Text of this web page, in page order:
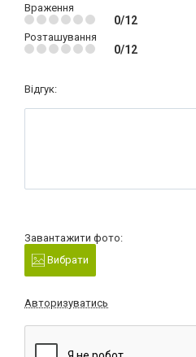
Враження
0/12
Розташування
0/12
Відгук:
Завантажити фото:
Вибрати
Авторизуватись